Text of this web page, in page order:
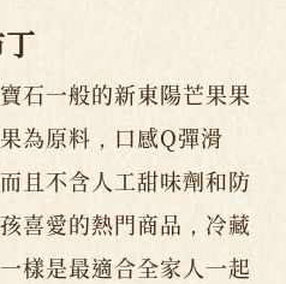
石一般的新東陽芒果果
為原料，口感Q彈滑
且不含人工甜味劑和防
喜愛的熱門商品，冷藏
樣是最適合全家人一起